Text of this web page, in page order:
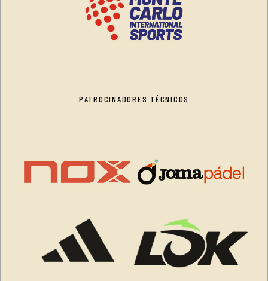
PATROCINADORES TÉCNICOS